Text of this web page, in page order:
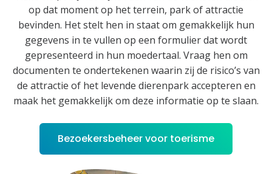
op dat moment op het terrein, park of attractie
bevinden. Het stelt hen in staat om gemakkelijk hun
gegevens in te vullen op een formulier dat wordt
gepresenteerd in hun moedertaal. Vraag hen om
documenten te ondertekenen waarin zij de risico’s van
de attractie of het levende dierenpark accepteren en
maak het gemakkelijk om deze informatie op te slaan.
Bezoekersbeheer voor toerisme